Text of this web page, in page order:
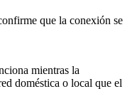
que la conexión se
mientras la
doméstica o local que el